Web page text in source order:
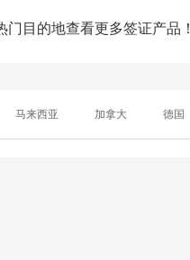
目的地查看更多签证产品！
马来西亚 加拿大 德国